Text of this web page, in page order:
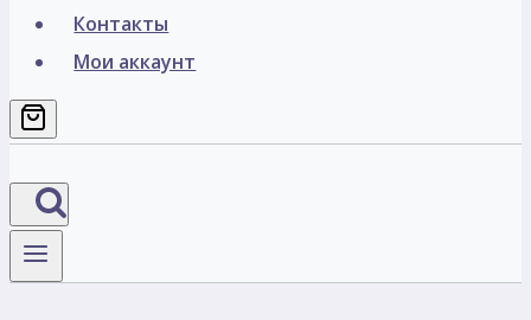
Контакты
Мои аккаунт